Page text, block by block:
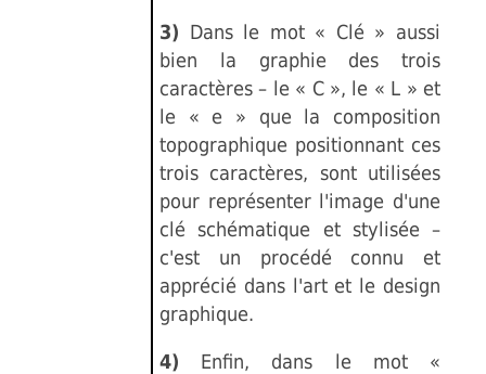
3) Dans le mot « Clé » aussi
bien la graphie des trois
caractères – le « C », le « L » et
le « e » que la composition
topographique positionnant ces
trois caractères, sont utilisées
pour représenter l'image d'une
clé schématique et stylisée –
c'est un procédé connu et
apprécié dans l'art et le design
graphique.
4) Enfin, dans le mot «